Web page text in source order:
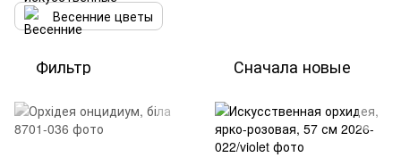
Весенние цветы
Фильтр Сначала новые